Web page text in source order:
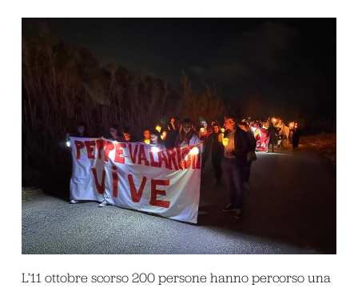
L’11 ottobre scorso 200 persone hanno percorso una